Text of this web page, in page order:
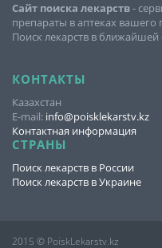
Сайт поиска лекарств-
препараты в аптеках вашего
Поиск лекарств в ближайшей
КОНТАКТЫ
Казахстан
E-mail: info@poisklekarstv.kz
Контактная информация
СТРАНЫ
Поиск лекарств в России
Поиск лекарств в Украине
2015 © PoiskLekarstv.kz